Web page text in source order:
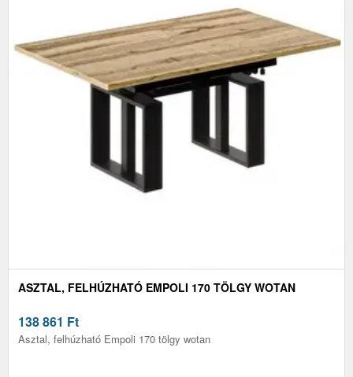
ASZTAL, FELHÚZHATÓ EMPOLI 170 TÖLGY WOTAN
138 861 Ft
Asztal, felhúzható Empoli 170 tölgy wotan